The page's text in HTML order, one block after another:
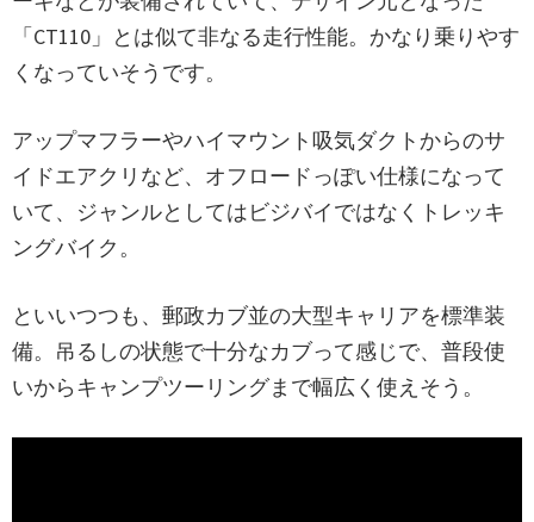
「CT110」とは似て非なる走行性能。かなり乗りやす
くなっていそうです。
アップマフラーやハイマウント吸気ダクトからのサ
イドエアクリなど、オフロードっぽい仕様になって
いて、ジャンルとしてはビジバイではなくトレッキ
ングバイク。
といいつつも、郵政カブ並の大型キャリアを標準装
備。吊るしの状態で十分なカブって感じで、普段使
いからキャンプツーリングまで幅広く使えそう。